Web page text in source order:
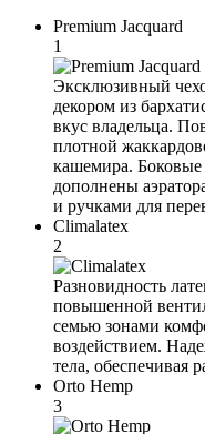
Premium Jacquard
1
Эксклюзивный
декором из
вкус владельца.
плотной
кашемира. Боковые
дополнены
и ручками для
Climalatex
2
Разновидность
повышенной
семью зонами
воздействием.
тела, обеспечивая
Orto Hemp
3